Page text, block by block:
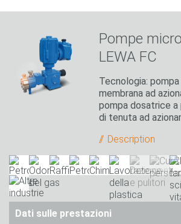
Pompe
LEWA FC
Tecnologia:
membrana ad
pompa dosatrice
di tenuta ad
Description
Dati sulle prestazioni